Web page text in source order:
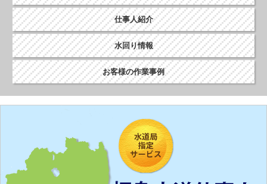
仕事人紹介
水回り情報
お客様の作業事例